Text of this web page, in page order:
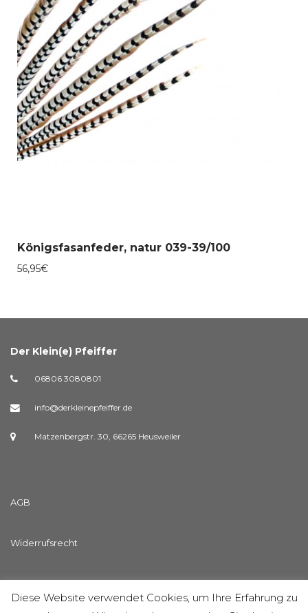
Königsfasanfeder, natur 039-39/100
56,95€
Der Klein(e) Pfeiffer
06806 3080801
info@derkleinepfeiffer.de
Matzenbergstr. 30, 66265 Heusweiler
AGB
Widerrufsrecht
Streitschlichtungsvorlage
Diese Website verwendet Cookies, um Ihre Erfahrung zu